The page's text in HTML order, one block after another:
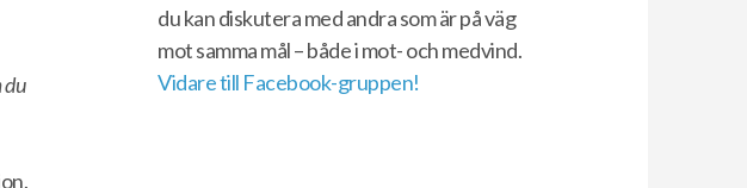
du
du kan diskutera med andra som är på väg
mot samma mål – både i mot- och medvind.
Vidare till Facebook-gruppen!